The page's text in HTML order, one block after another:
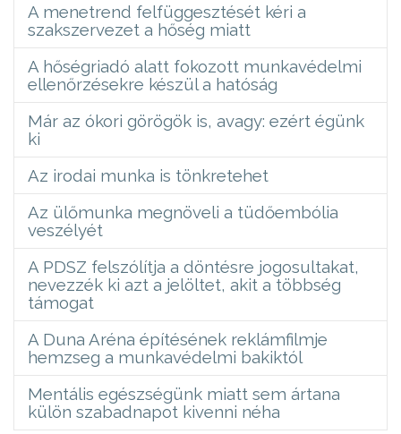
A menetrend felfüggesztését kéri a
szakszervezet a hőség miatt
A hőségriadó alatt fokozott munkavédelmi
ellenőrzésekre készül a hatóság
Már az ókori görögök is, avagy: ezért égünk
ki
Az irodai munka is tönkretehet
Az ülőmunka megnöveli a tüdőembólia
veszélyét
A PDSZ felszólítja a döntésre jogosultakat,
nevezzék ki azt a jelöltet, akit a többség
támogat
A Duna Aréna építésének reklámfilmje
hemzseg a munkavédelmi bakiktól
Mentális egészségünk miatt sem ártana
külön szabadnapot kivenni néha